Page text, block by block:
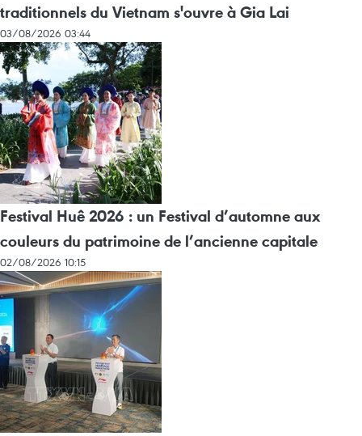
traditionnels du Vietnam s'ouvre à Gia Lai
03/08/2026 03:44
Festival Huê 2026 : un Festival d’automne aux
couleurs du patrimoine de l’ancienne capitale
02/08/2026 10:15